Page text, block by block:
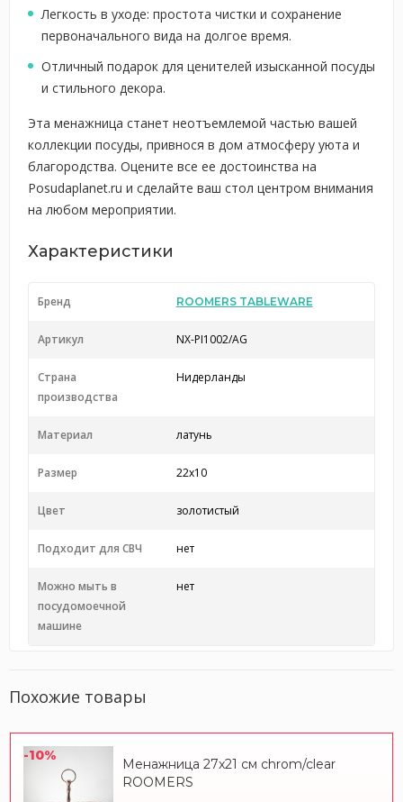
Легкость в уходе: простота чистки и сохранение
первоначального вида на долгое время.
Отличный подарок для ценителей изысканной посуды
и стильного декора.
Эта менажница станет неотъемлемой частью вашей
коллекции посуды, привнося в дом атмосферу уюта и
благородства. Оцените все ее достоинства на
Posudaplanet.ru и сделайте ваш стол центром внимания
на любом мероприятии.
Характеристики
Бренд ROOMERS TABLEWARE
Артикул NX-PI1002/AG
Страна
производства
Нидерланды
Материал латунь
Размер 22х10
Цвет золотистый
Подходит для СВЧ нет
Можно мыть в
посудомоечной
машине
нет
Похожие товары
-10%
Менажница 27x21 см chrom/clear
ROOMERS